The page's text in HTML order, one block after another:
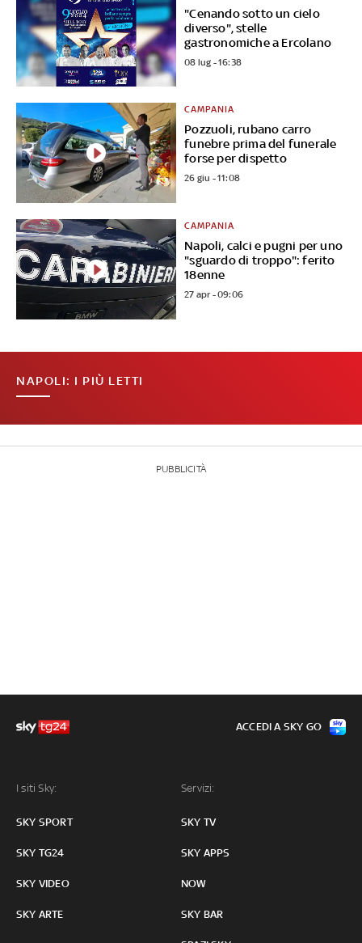
"Cenando sotto un cielo
diverso", stelle
gastronomiche a Ercolano
08 lug - 16:38
Pozzuoli, rubano carro
funebre prima del funerale
forse per dispetto
CAMPANIA
26 giu - 11:08
Napoli, calci e pugni per uno
"sguardo di troppo": ferito
18enne
CAMPANIA
27 apr - 09:06
NAPOLI: I PIÙ LETTI
PUBBLICITÀ
I siti Sky:
SKY SPORT
SKY TG24
SKY VIDEO
SKY ARTE
Servizi:
SKY TV
SKY APPS
NOW
SKY BAR
ACCEDI A SKY GO